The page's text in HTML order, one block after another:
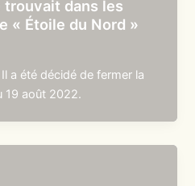
trouvait dans les
« Étoile du Nord »
a été décidé de fermer la
19 août 2022.